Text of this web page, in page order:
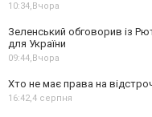
10:34,Вчора
Зеленський обговорив із
для України
09:44,Вчора
Хто не має права на
16:42,4 серпня